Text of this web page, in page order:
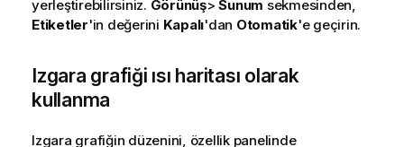
yerleştirebilirsiniz. Görünüş> Sunum sekmesinden,
Etiketler'in değerini Kapalı'dan Otomatik'e geçirin.
Izgara grafiği ısı haritası olarak
kullanma
Izgara grafiğin düzenini, özellik panelinde